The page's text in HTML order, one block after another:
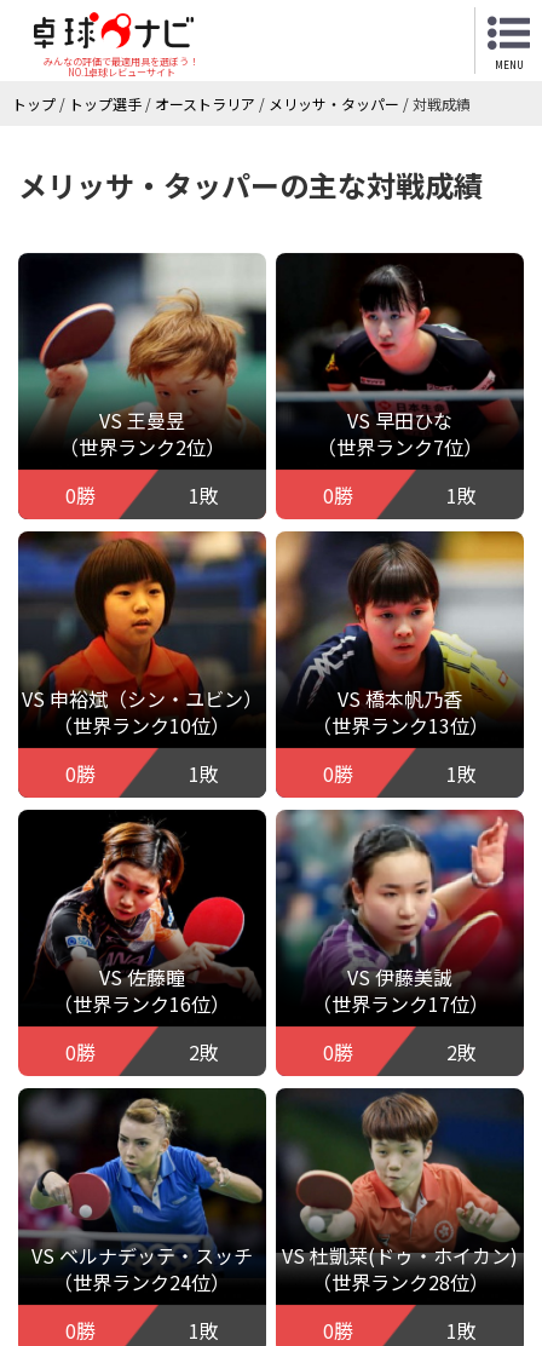
みんなの評価で最適用具を選ぼう！
NO.1卓球レビューサイト
MENU
トップ / トップ選手 / オーストラリア / メリッサ・タッパー /対戦成績
メリッサ・タッパーの主な対戦成績
VS 王曼昱
（世界ランク2位）
0勝
1敗
VS 早田ひな
（世界ランク7位）
0勝
1敗
VS 申裕斌（シン・ユビン）
（世界ランク10位）
0勝
1敗
VS 橋本帆乃香
（世界ランク13位）
0勝
1敗
VS 佐藤瞳
（世界ランク16位）
0勝
2敗
VS 伊藤美誠
（世界ランク17位）
0勝
2敗
VS ベルナデッテ・スッチ
（世界ランク24位）
0勝
1敗
VS 杜凱栞(ドゥ・ホイカン)
（世界ランク28位）
0勝
1敗